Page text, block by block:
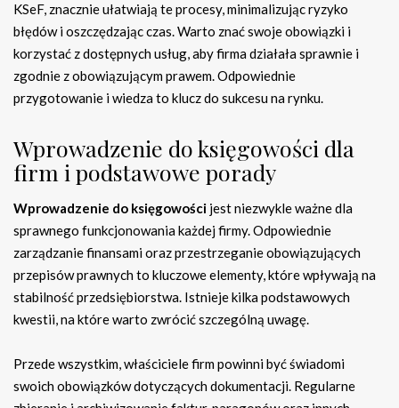
KSeF, znacznie ułatwiają te procesy, minimalizując ryzyko
błędów i oszczędzając czas. Warto znać swoje obowiązki i
korzystać z dostępnych usług, aby firma działała sprawnie i
zgodnie z obowiązującym prawem. Odpowiednie
przygotowanie i wiedza to klucz do sukcesu na rynku.
Wprowadzenie do księgowości dla
firm i podstawowe porady
Wprowadzenie do księgowości jest niezwykle ważne dla
sprawnego funkcjonowania każdej firmy. Odpowiednie
zarządzanie finansami oraz przestrzeganie obowiązujących
przepisów prawnych to kluczowe elementy, które wpływają na
stabilność przedsiębiorstwa. Istnieje kilka podstawowych
kwestii, na które warto zwrócić szczególną uwagę.
Przede wszystkim, właściciele firm powinni być świadomi
swoich obowiązków dotyczących dokumentacji. Regularne